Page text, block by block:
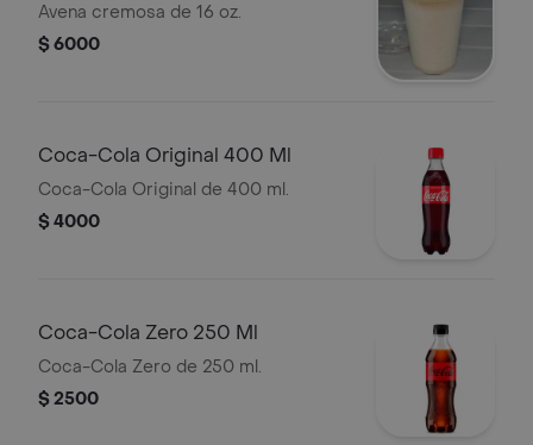
Avena cremosa de 16 oz.
$ 6000
Coca-Cola Original 400 Ml
Coca-Cola Original de 400 ml.
$ 4000
Coca-Cola Zero 250 Ml
Coca-Cola Zero de 250 ml.
$ 2500